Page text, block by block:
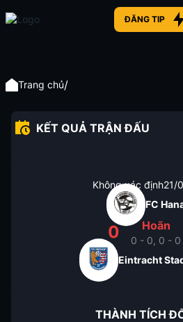
ĐĂNG TIP
Trang chủ/
KẾT QUẢ TRẬN ĐẤU
Không xác định21/
FC
0 Hoãn
0 - 0, 0 - 0
Eintracht
THÀNH TÍCH